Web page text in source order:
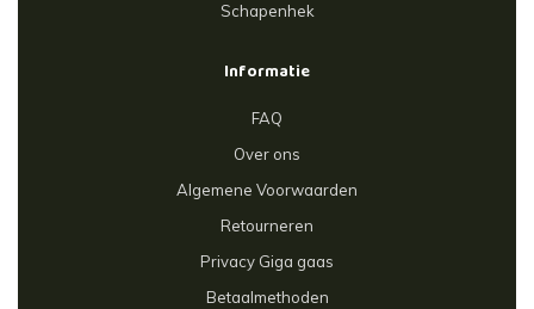
Schapenhek
Informatie
FAQ
Over ons
Algemene Voorwaarden
Retourneren
Privacy Giga gaas
Betaalmethoden